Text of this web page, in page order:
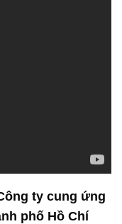
ty cung ứng
phố Hồ Chí